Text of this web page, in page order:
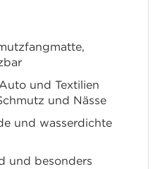
und Textilien
und Nässe
und wasserdichte
und besonders